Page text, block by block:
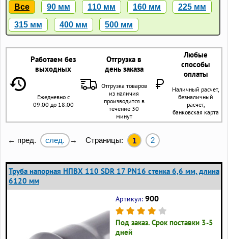
Все 90 мм 110 мм 160 мм 225 мм
315 мм 400 мм 500 мм
Работаем без
выходных
Отгрузка в
день заказа
Любые
способы
оплаты
Ежедневно с
09:00 до 18:00
Отгрузка товаров
из наличия
производится в
течение 30
минут
Наличный расчет,
безналичный
расчет,
банковская карта
← пред. след. → Страницы: 1 2
Труба напорная НПВХ 110 SDR 17 PN16 стенка 6,6 мм, длина
6120 мм
Артикул: 900
Под заказ. Срок поставки 3-5
дней